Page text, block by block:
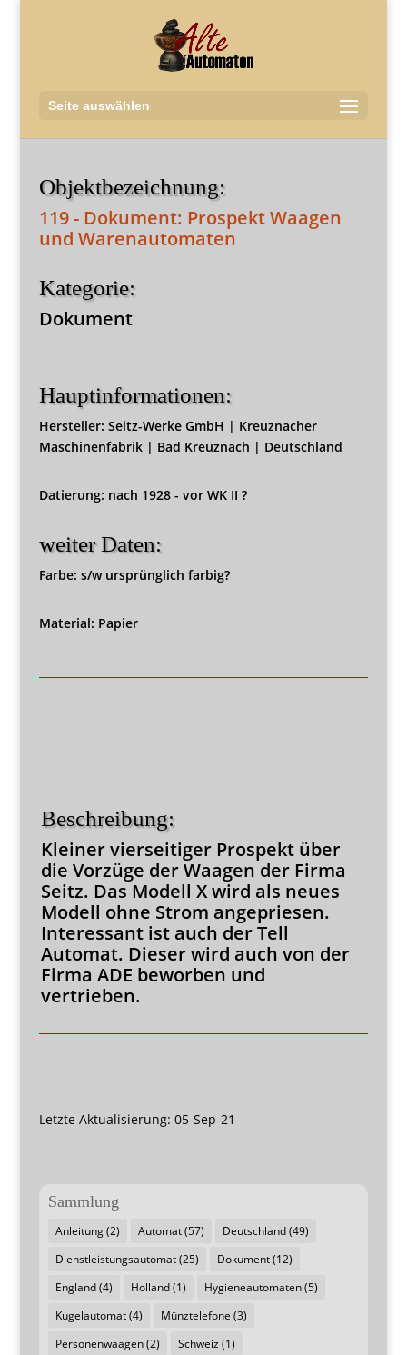
Seite auswählen
Objektbezeichnung:
119 - Dokument: Prospekt Waagen
und Warenautomaten
Kategorie:
Dokument
Hauptinformationen:
Hersteller: Seitz-Werke GmbH | Kreuznacher
Maschinenfabrik | Bad Kreuznach | Deutschland
Datierung: nach 1928 - vor WK II ?
weiter Daten:
Farbe: s/w ursprünglich farbig?
Material: Papier
Beschreibung:
Kleiner vierseitiger Prospekt über
die Vorzüge der Waagen der Firma
Seitz. Das Modell X wird als neues
Modell ohne Strom angepriesen.
Interessant ist auch der Tell
Automat. Dieser wird auch von der
Firma ADE beworben und
vertrieben.
Letzte Aktualisierung: 05-Sep-21
Sammlung
Anleitung(2) Automat(57) Deutschland(49)
Dienstleistungsautomat(25) Dokument(12)
England(4) Holland(1) Hygieneautomaten(5)
Kugelautomat(4) Münztelefone (3)
Personenwaagen(2) Schweiz (1)